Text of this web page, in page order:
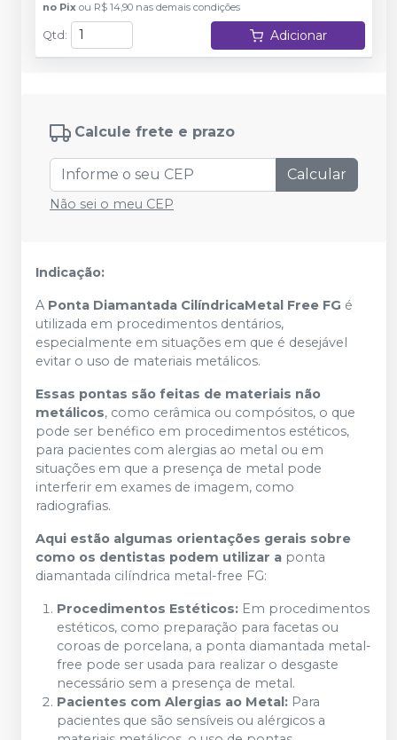
no Pix ou R$ 14,90 nas demais condições
Qtd : Adicionar
Calcule frete e prazo
Calcular
Não sei o meu CEP
Indicação:
A Ponta Diamantada CilíndricaMetal Free FG é
utilizada em procedimentos dentários,
especialmente em situações em que é desejável
evitar o uso de materiais metálicos.
Essas pontas são feitas de materiais não
metálicos, como cerâmica ou compósitos, o que
pode ser benéfico em procedimentos estéticos,
para pacientes com alergias ao metal ou em
situações em que a presença de metal pode
interferir em exames de imagem, como
radiografias.
Aqui estão algumas orientações gerais sobre
como os dentistas podem utilizar a ponta
diamantada cilíndrica metal-free FG:
Procedimentos Estéticos: Em procedimentos
estéticos, como preparação para facetas ou
coroas de porcelana, a ponta diamantada metal-
free pode ser usada para realizar o desgaste
necessário sem a presença de metal.
Pacientes com Alergias ao Metal: Para
pacientes que são sensíveis ou alérgicos a